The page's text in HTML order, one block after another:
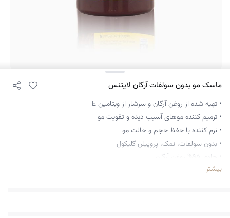
ماسک مو بدون سولفات آرگان لایتنس
• تهیه شده از روغن آرگان و سرشار از ویتامین E
• ترمیم کننده موهای آسیب دیده و تقویت مو
• نرم کننده با حفظ حجم و حالت مو
• بدون سولفات، نمک، پروپیلن گلیکول
• حاوی ۹۵% روغن آرگان
• قابل استفاده برای بانوان و آقایان
بیشتر